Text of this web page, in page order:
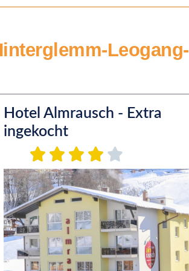
Leogang-
Hotel Almrausch - Extra
ingekocht